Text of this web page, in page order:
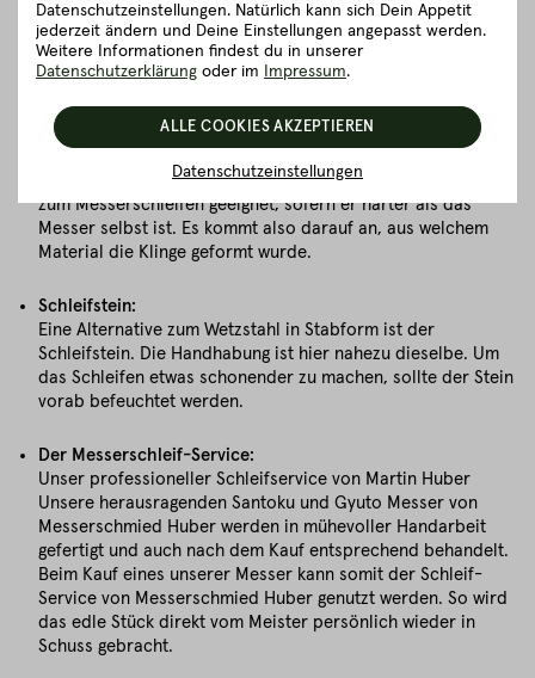
Tricks zum Messerschärfen gibt es quasi wie Sand am Meer,
wir verraten dir die besten Methoden, die sich wirklich
Messer wetzen:
Materialien beschichtet sein kann. Dieser ist hervorragend
zum Messerschleifen geeignet, sofern er härter als das
Messer selbst ist. Es kommt also darauf an, aus welchem
Material die Klinge geformt wurde.
Schleifstein:
Eine Alternative zum Wetzstahl in Stabform ist der
Schleifstein. Die Handhabung ist hier nahezu dieselbe. Um
das Schleifen etwas schonender zu machen, sollte der Stein
vorab befeuchtet werden.
Der Messerschleif-Service:
Unser professioneller Schleifservice von Martin Huber
Unsere herausragenden Santoku und Gyuto Messer von
Messerschmied Huber werden in mühevoller Handarbeit
gefertigt und auch nach dem Kauf entsprechend behandelt.
Beim Kauf eines unserer Messer kann somit der Schleif-
Service von Messerschmied Huber genutzt werden. So wird
das edle Stück direkt vom Meister persönlich wieder in
Schuss gebracht.
Datenschutzeinstellungen. Natürlich kann sich Dein Appetit
jederzeit ändern und Deine Einstellungen angepasst werden.
Weitere Informationen findest du in unserer
Datenschutzerklärung oder im Impressum.
Datenschutzeinstellungen
ALLE COOKIES AKZEPTIEREN